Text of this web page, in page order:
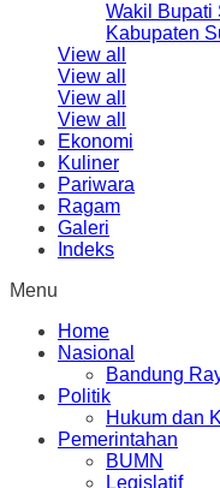
Wakil Bupati
Kabupaten
View all
View all
View all
View all
Ekonomi
Kuliner
Pariwara
Ragam
Galeri
Indeks
Menu
Home
Nasional
Bandung
Politik
Hukum dan
Pemerintahan
BUMN
Legislatif